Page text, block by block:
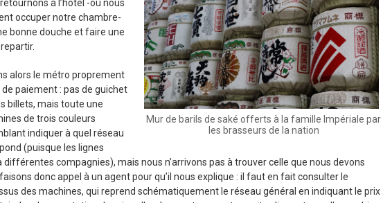
Mur de barils de saké offerts à la famille Impériale par
les brasseurs de la nation
à l’hôtel -où nous
occuper notre chambre-
bonne douche et faire une
alors le métro proprement
paiement : pas de guichet
billets, mais toute une
de trois couleurs
indiquer à quel réseau
(puisque les lignes
compagnies), mais nous n’arrivons pas à trouver celle que nous devons
donc appel à un agent pour qu’il nous explique : il faut en fait consulter le
des machines, qui reprend schématiquement le réseau général en indiquant le prix